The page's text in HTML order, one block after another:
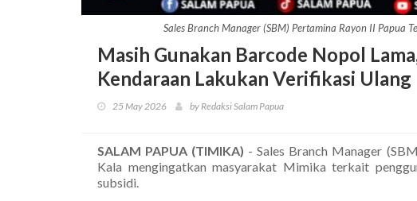
Sales Branch Manager (SBM) Pertamina Rayon II Papua
Masih Gunakan Barcode Nopol
Kendaraan Lakukan Verifikasi Ulang
25 May 2026 by Redaksi Salam Papua
SALAM PAPUA (TIMIKA) - Sales Branch Manager
Kala mengingatkan masyarakat Mimika terkait
subsidi.